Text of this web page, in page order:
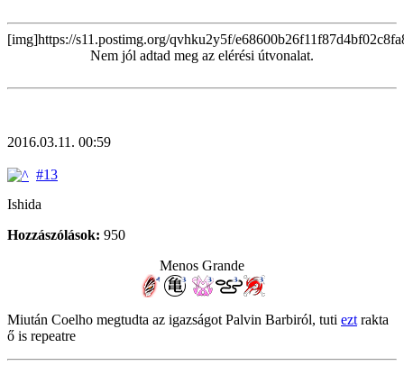
[img]https://s11.postimg.org/qvhku2y5f/
Nem jól adtad meg az elérési útvonalat.
2016.03.11. 00:59
#13
Ishida
Hozzászólások: 950
Menos Grande
Miután Coelho megtudta az igazságot Palvin Barbiról, tuti ezt rakta
ő is repeatre